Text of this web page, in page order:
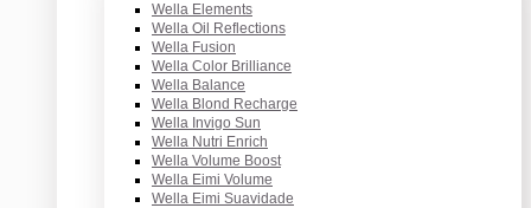
Wella Elements
Wella Oil Reflections
Wella Fusion
Wella Color Brilliance
Wella Balance
Wella Blond Recharge
Wella Invigo Sun
Wella Nutri Enrich
Wella Volume Boost
Wella Eimi Volume
Wella Eimi Suavidade